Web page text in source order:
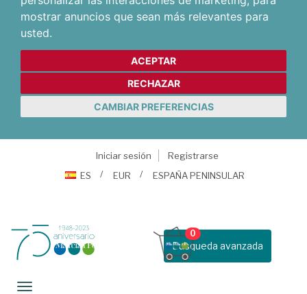
mostrar anuncios que sean más relevantes para
usted.
ACEPTAR
RECHAZAR
CAMBIAR PREFERENCIAS
Iniciar sesión
Registrarse
ES
EUR ESPAÑA PENINSULAR
Busqueda avanzada
0
Toggle navigation